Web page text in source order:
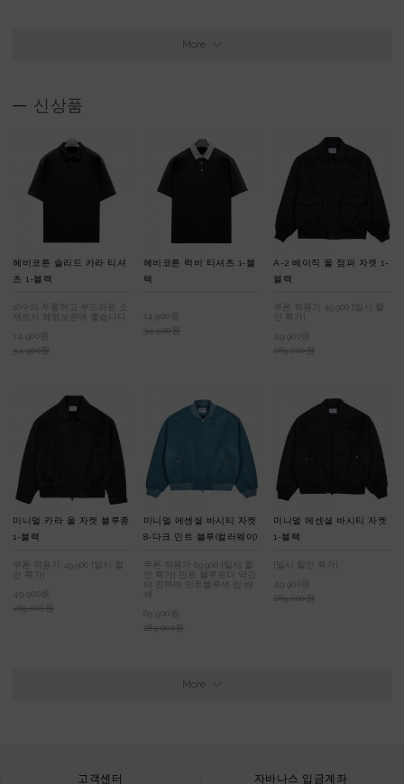
More
신상품
헤비코튼 솔리드 카라 티셔
츠 1-블랙
16수의 두툼하고 부드러운 소
재로서 체형보완에 좋습니다
14,900원
34,900원
헤비코튼 럭비 티셔츠 1-블
랙
14,900원
34,900원
A-2 베이직 울 점퍼 자켓 1-
블랙
쿠폰 적용가 49,900 [일시 할
인 특가]
49,900원
289,000원
미니멀 카라 울 자켓 블루종
1-블랙
쿠폰 적용가 49,900 [일시 할
인 특가]
49,900원
289,000원
미니멀 에센셜 바시티 자켓
8-다크 민트 블루(컬러웨이)
쿠폰 적용가 69,900 [일시 할
인 특가] 민트 블루보다 약간
더 진하며 민트블루색 립 배
69,900원
289,000원
미니멀 에센셜 바시티 자켓
1-블랙
[일시 할인 특가]
49,900원
289,000원
More
고객센터 자바나스 입금계좌